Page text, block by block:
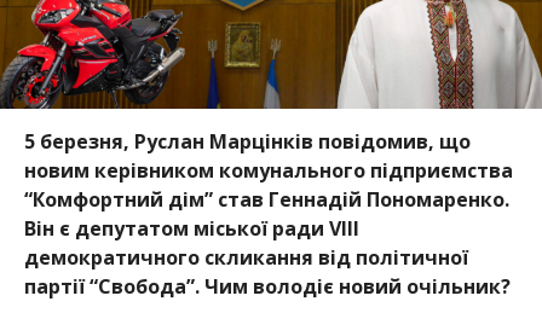
5 березня, Руслан Марцінків повідомив, що
новим керівником комунального підприємства
“Комфортний дім” став Геннадій Пономаренко.
Він є депутатом міської ради VІІІ
демократичного скликання від політичної
партії “Свобода”. Чим володіє новий очільник?